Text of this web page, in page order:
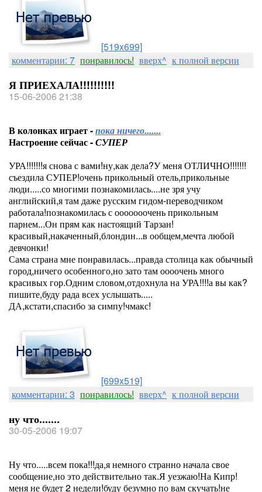
[519x699]
комментарии: 7 понравилось! вверх^ к полной версии
Я ПРИЕХАЛА!!!!!!!!!!
15-06-2006 21:38
В колонках играет -пока ничего.......
Настроение сейчас -СУПЕР
УРА!!!!!!!я снова с вами!ну,как дела?У меня ОТЛИЧНО!!!!!!!
съездила СУПЕР!очень прикольный отель,прикольные
люди.....со многими познакомилась....не зря учу
английский,я там даже русским гидом-переводчиком
работала!познакомилась с ооооооочень прикольным
парнем...Он прям как настоящий Тарзан!
красивый,накаченный,блондин...в ообщем,мечта любой
девчонки!
Сама страна мне понравилась...правда столица как обычный
город,ничего особенного,но зато там оооочень много
красивых гор.Одним словом,отдохнула на УРА!!!!а вы как?
пишите,буду рада всех услышать.....
ДА,кстати,спасибо за симпу!чмакс!
[699x519]
комментарии: 3 понравилось! вверх^ к полной версии
ну что.......
30-05-2006 19:07
Ну что.....всем пока!!!да,я немного странно начала свое
сообщение,но это действительно так.Я уезжаю!На Кипр!
меня не будет 2 недели!буду безумно по вам скучать!не